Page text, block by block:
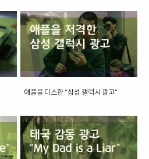
애플을 디스한 “삼성 갤럭시 광고”